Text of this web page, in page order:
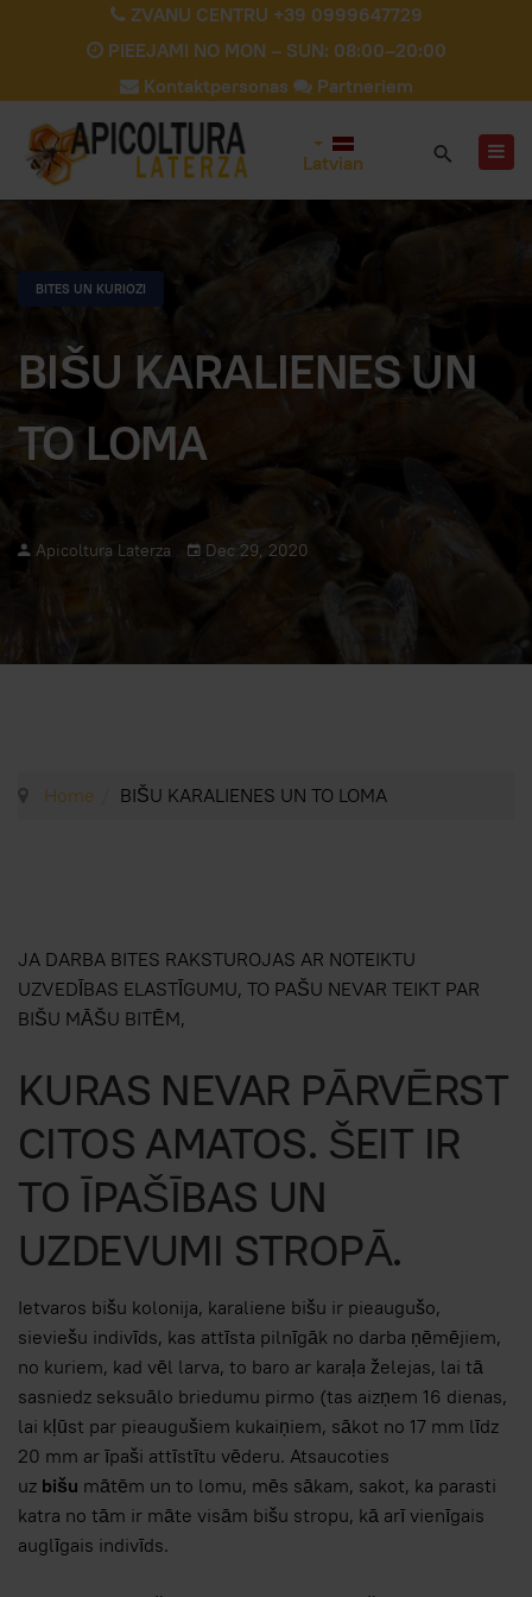
ZVANU CENTRU +39 0999647729
PIEEJAMI NO MON – SUN: 08:00–20:00
Kontaktpersonas
Partneriem
Latvian
BITES UN KURIOZI
BIŠU KARALIENES UN
TO LOMA
Apicoltura Laterza Dec 29, 2020
Home BIŠU KARALIENES UN TO LOMA
JA DARBA BITES RAKSTUROJAS AR NOTEIKTU
UZVEDĪBAS ELASTĪGUMU, TO PAŠU NEVAR TEIKT PAR
BIŠU MĀŠU BITĒM,
KURAS NEVAR PĀRVĒRST
CITOS AMATOS. ŠEIT IR
TO ĪPAŠĪBAS UN
UZDEVUMI STROPĀ.
Ietvaros bišu kolonija, karaliene bišu ir pieaugušo,
sieviešu indivīds, kas attīsta pilnīgāk no darba ņēmējiem,
no kuriem, kad vēl larva, to baro ar karaļa želejas, lai tā
sasniedz seksuālo briedumu pirmo (tas aizņem 16 dienas,
lai kļūst par pieaugušiem kukaiņiem, sākot no 17 mm līdz
20 mm ar īpaši attīstītu vēderu. Atsaucoties
uz bišu mātēm un to lomu, mēs sākam, sakot, ka parasti
katra no tām ir māte visām bišu stropu, kā arī vienīgais
auglīgais indivīds.